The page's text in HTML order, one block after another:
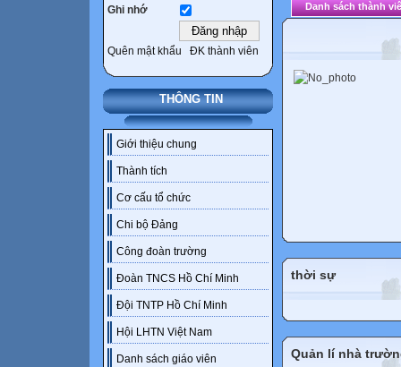
Ghi nhớ
Quên mật khẩu ĐK thành viên
THÔNG TIN
Giới thiệu chung
Thành tích
Cơ cấu tổ chức
Chi bộ Đảng
Công đoàn trường
Đoàn TNCS Hồ Chí Minh
Đội TNTP Hồ Chí Minh
Hội LHTN Việt Nam
Danh sách giáo viên
Danh sách thành
thời sự
Quản lí nhà